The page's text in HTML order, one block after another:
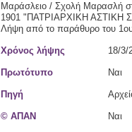
Μαράσλειο / Σχολή Μαρασλή
1901 "ΠΑΤΡΙΑΡΧΙΚΗ ΑΣΤΙΚΗ
Λήψη από το παράθυρο του 1ου
Χρόνος λήψης 18/3/
Πρωτότυπο Ναι
Πηγή
© ΑΠΑΝ Ναι